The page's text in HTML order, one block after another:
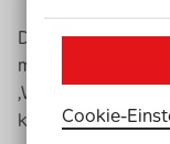
Das Social-Media-
mitbekommen.
‚Wenn es Ihnen
klagen.‘ Darauf
Cookie-